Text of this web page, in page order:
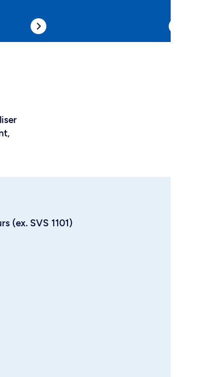
(ex. SVS 1101)